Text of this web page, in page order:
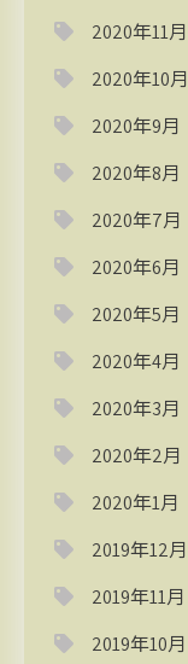
2020年11月
2020年10月
2020年9月
2020年8月
2020年7月
2020年6月
2020年5月
2020年4月
2020年3月
2020年2月
2020年1月
2019年12月
2019年11月
2019年10月